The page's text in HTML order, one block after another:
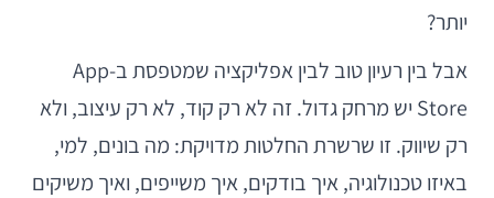
יותר?
אבל בין רעיון טוב לבין אפליקציה שמטפסת ב-App
Store יש מרחק גדול. זה לא רק קוד, לא רק עיצוב, ולא
רק שיווק. זו שרשרת החלטות מדויקת: מה בונים, למי,
באיזו טכנולוגיה, איך בודקים, איך משייפים, ואיך משיקים